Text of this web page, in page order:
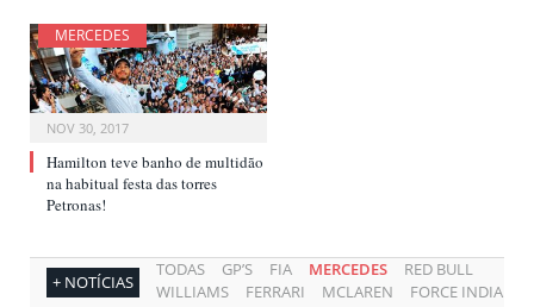
MERCEDES
NOV 30, 2017
Hamilton teve banho de multidão
na habitual festa das torres
Petronas!
+ NOTÍCIAS
TODAS GP’S FIA MERCEDES
RED BULL
WILLIAMS
FERRARI MCLAREN
FORCE INDIA